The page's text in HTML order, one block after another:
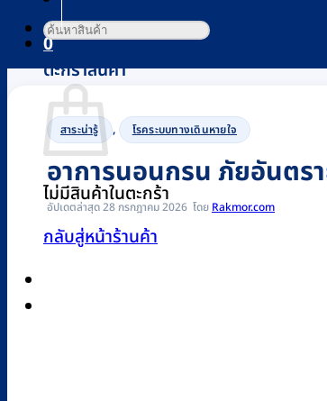
0
ตะกร้าสินค้า
ไม่มีสินค้าในตะกร้า
กลับสู่หน้าร้านค้า
ค้นหา:
สาระน่ารู้ , โรคระบบทางเดินหายใจ
อาการนอนกรน ภัยอันตร
อัปเดตล่าสุด 28 กรกฎาคม 2026 Rakmor.com